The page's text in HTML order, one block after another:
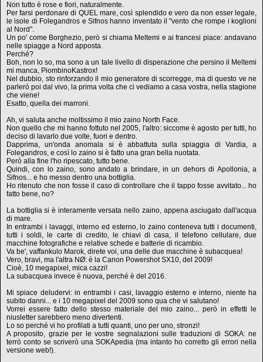
Non tutto è rose e fiori, naturalmente.
Per farsi perdonare di QUEL mare, così splendido e vero da non esser legale,
le isole di Folegandros e Sifnos hanno inventato il "vento che rompe i koglioni
al Nord".
Un po' come Borghezio, però si chiama Meltemi e ai francesi piace: andavano
nelle spiagge a Nord apposta.
Perché?
Boh, non lo so, ma sono a un tale livello di disperazione che persino il Meltemi
mi manca, PiombinoKastrox!
Nel dubbio, sto rinforzando il mio generatore di scorregge, ma di questo ve ne
parlerò poi dal vivo, la prima volta che ci vediamo a casa vostra, nella stagione
che viene!
Esatto, quella dei marroni.
Ah, vi saluta anche moltissimo il mio zaino North Face.
Non quello che mi hanno fottuto nel 2005, l'altro: siccome è agosto per tutti, ho
deciso di lavarlo due volte, fuori e dentro.
Dapprima, un'onda anomala si è abbattuta sulla spiaggia di Vardia, a
Folegandros, e così lo zaino si è fatto una gran bella nuotata.
Però alla fine l'ho ripescato, tutto bene.
Quindi, con lo zaino, sono andato a brindare, in un dehors di Apollonia, a
Sifnos... e ho messo dentro una bottiglia.
Ho ritenuto che non fosse il caso di controllare che il tappo fosse avvitato... ho
fatto bene, no?
La bottiglia si è interamente versata nello zaino, appena asciugato dall'acqua
di mare.
In entrambi i lavaggi, interno ed esterno, lo zaino conteneva tutti i documenti,
tutti i soldi, le carte di credito, le chiavi di casa, il telefono cellulare, due
macchine fotografiche e relative schede e batterie di ricambio.
Va be', vaffankulo Marok, direte voi, una delle due macchine è subacquea!
Vero, bravi, ma l'altra NØ: è la Canon Powershot SX10, del 2009!
Cioè, 10 megapixel, mica cazzi!
La subacquea invece è nuova, perché è del 2016.
Mi spiace deludervi: in entrambi i casi, lavaggio esterno e interno, niente ha
subito danni... e i 10 megapixel del 2009 sono qua che vi salutano!
Vorrei essere fatto dello stesso materiale del mio zaino... però in effetti le
niusletter sarebbero meno divertenti.
Lo so perché vi ho profilati a tutti quanti, uno per uno, stronzi!
A proposito, grazie per le vostre segnalazioni sulle traduzioni di SOKA: ne
terrò conto se scriverò una SOKApedia (ma intanto ho corretto gli errori nella
versione web!).